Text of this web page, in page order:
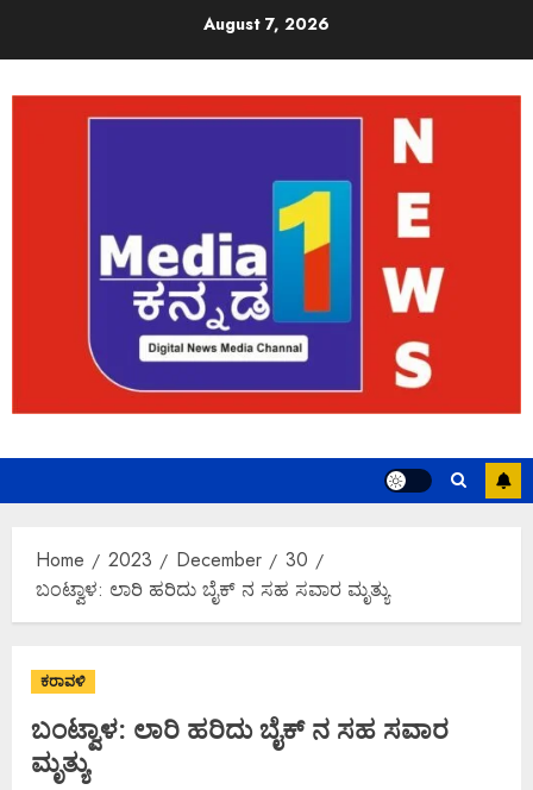
August 7, 2026
Home 2023 December
30
ಬಂಟ್ವಾಳ: ಲಾರಿ ಹರಿದು ಬೈಕ್ ನ ಸಹ ಸವಾರ ಮೃತ್ಯು
ಕರಾವಳಿ
ಬಂಟ್ವಾಳ: ಲಾರಿ ಹರಿದು ಬೈಕ್ ನ ಸಹ ಸವಾರ
ಮೃತ್ಯು